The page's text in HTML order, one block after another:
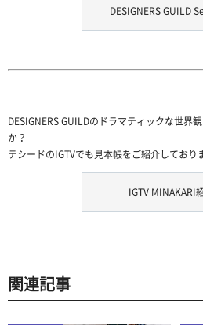
DESIGNERS GUILD
DESIGNERS GUILDのドラマティックな世界
か？
テシードのIGTVでも見本帳をご紹介しており
IGTV MINAKARI
関連記事